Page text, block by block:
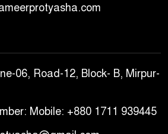
06, Road-12, Block- B, Mirpur-
Mobile: +880 1711 939445